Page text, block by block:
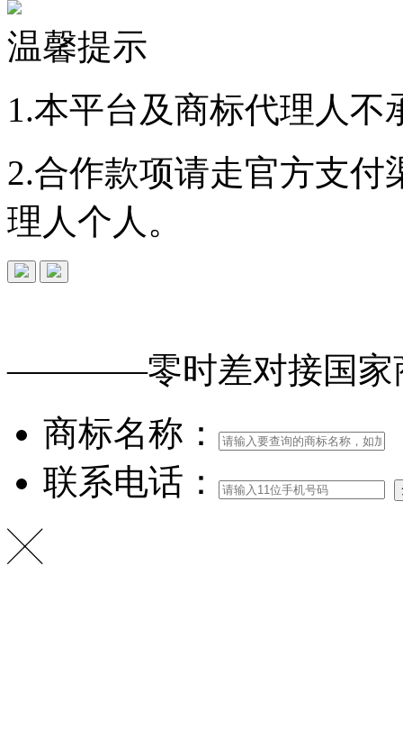
温馨提示
1.本平台及商标代理人不
2.合作款项请走官方支
理人个人。
————零时差对接国
商标名称：
联系电话：
╳